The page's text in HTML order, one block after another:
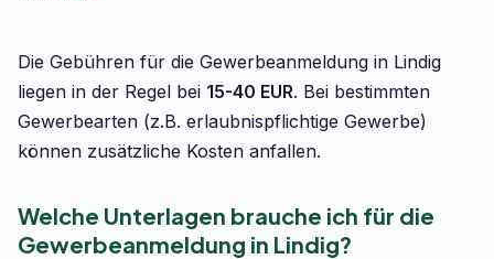
Die Gebühren für die Gewerbeanmeldung in Lindig
liegen in der Regel bei 15-40 EUR. Bei bestimmten
Gewerbearten (z.B. erlaubnispflichtige Gewerbe)
können zusätzliche Kosten anfallen.
Welche Unterlagen brauche ich für die
Gewerbeanmeldung in Lindig?